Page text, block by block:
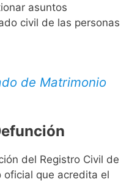
asuntos
civil de las personas
de Matrimonio
del Registro Civil de
que acredita el